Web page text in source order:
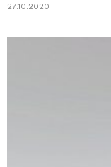
27.10.2020